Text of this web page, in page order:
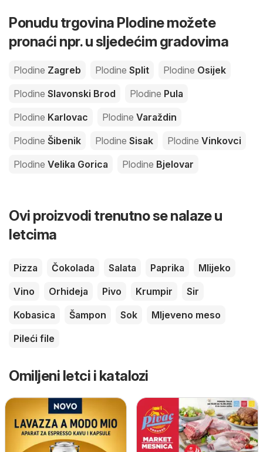
Ponudu trgovina Plodine možete
pronaći npr. u sljedećim gradovima
Plodine Zagreb Plodine Split Plodine Osijek
Plodine Slavonski Brod Plodine Pula
Plodine Karlovac Plodine Varaždin
Plodine Šibenik Plodine Sisak Plodine Vinkovci
Plodine Velika Gorica Plodine Bjelovar
Ovi proizvodi trenutno se nalaze u
letcima
Pizza Čokolada Salata Paprika
Mlijeko
Vino
Orhideja Pivo Krumpir
Sir
Kobasica
Šampon Sok
Mljeveno meso
Pileći file
Omiljeni letci i katalozi